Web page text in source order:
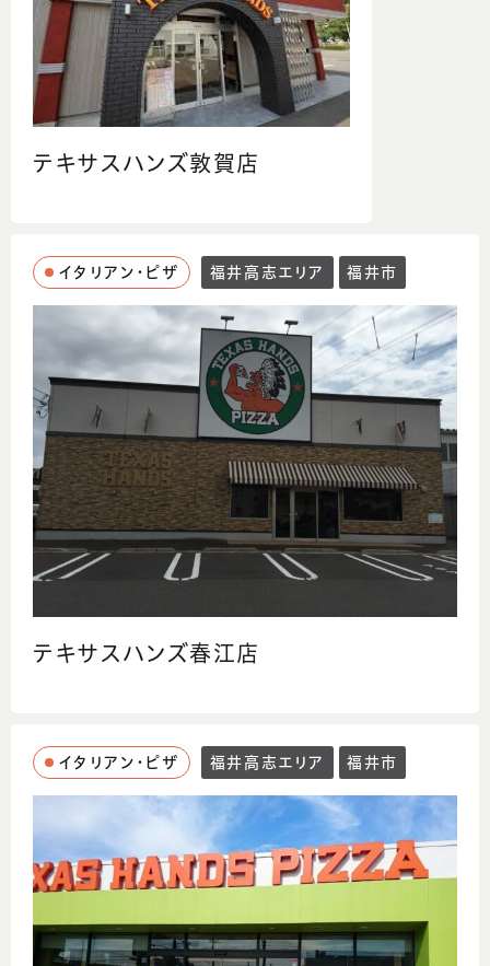
テキサスハンズ敦賀店
イタリアン・ピザ 福井高志エリア 福井市
テキサスハンズ春江店
イタリアン・ピザ 福井高志エリア 福井市